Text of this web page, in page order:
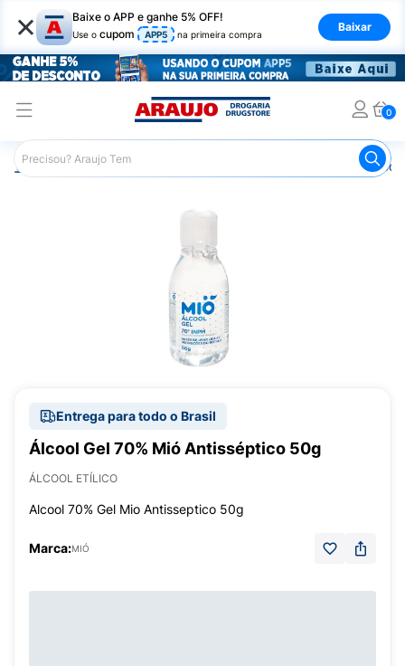
× Baixe o APP e ganhe 5% OFF!
Use o cupom APP5 na primeira compra
Baixar
0
Araujo Saúde e Bem Estar Álcool
Entrega para todo o Brasil
Álcool Gel 70% Mió Antisséptico 50g
ÁLCOOL ETÍLICO
Alcool 70% Gel Mio Antisseptico 50g
Marca:MIÓ